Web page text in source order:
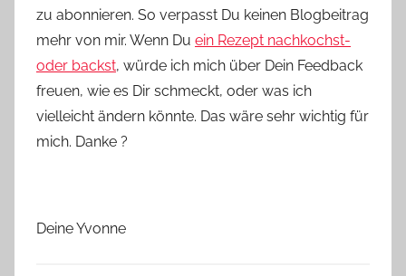
zu abonnieren. So verpasst Du keinen Blogbeitrag
mehr von mir. Wenn Du ein Rezept nachkochst-
oder backst, würde ich mich über Dein Feedback
freuen, wie es Dir schmeckt, oder was ich
vielleicht ändern könnte. Das wäre sehr wichtig für
mich. Danke ?
Deine Yvonne